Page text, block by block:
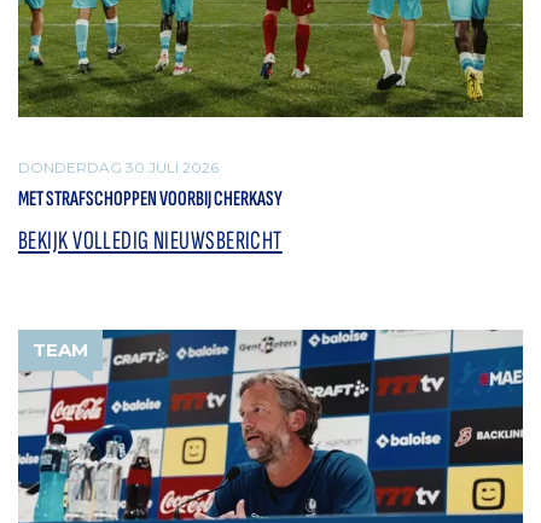
DONDERDAG 30 JULI 2026
MET STRAFSCHOPPEN VOORBIJ CHERKASY
BEKIJK VOLLEDIG NIEUWSBERICHT
TEAM